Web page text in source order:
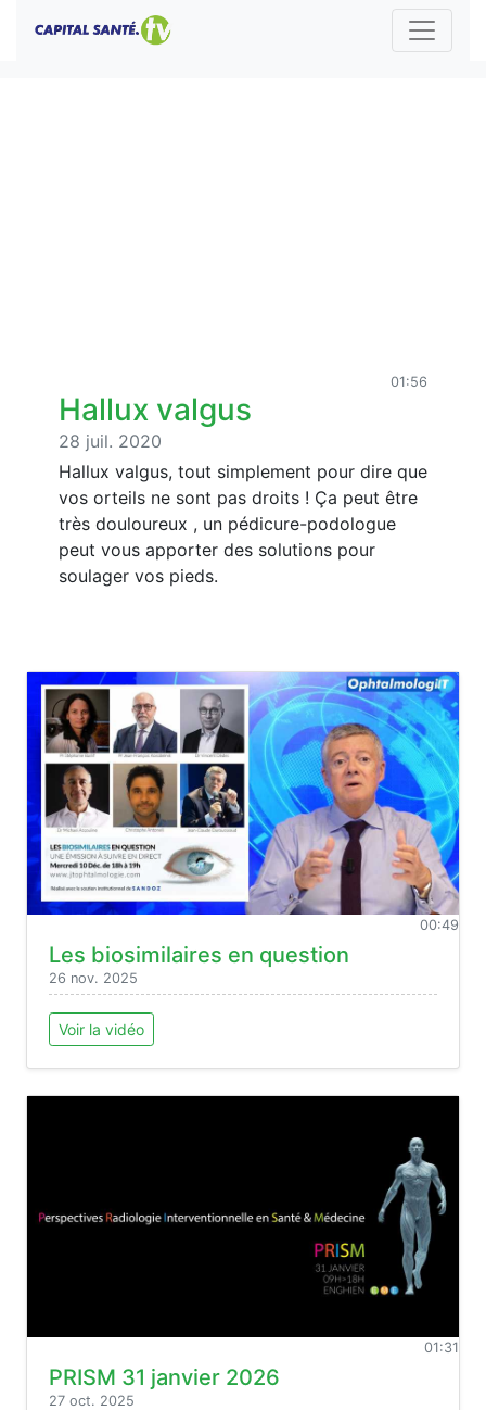
01:56
Hallux valgus
28 juil. 2020
Hallux valgus, tout simplement pour dire que
vos orteils ne sont pas droits ! Ça peut être
très douloureux , un pédicure-podologue
peut vous apporter des solutions pour
soulager vos pieds.
00:49
Les biosimilaires en question
26 nov. 2025
Voir la vidéo
01:31
PRISM 31 janvier 2026
27 oct. 2025